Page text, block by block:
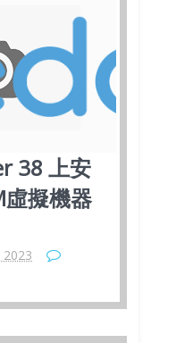
38 上安
擬機器
2023